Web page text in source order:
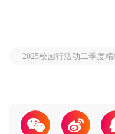
2025校园行活动二季度